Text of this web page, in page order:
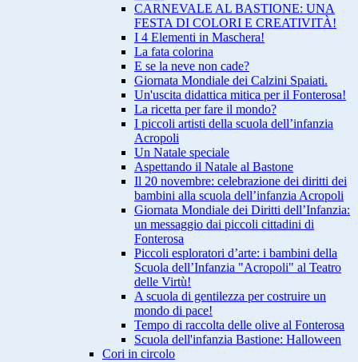
CARNEVALE AL BASTIONE: UNA
FESTA DI COLORI E CREATIVITÀ!
I 4 Elementi in Maschera!
La fata colorina
E se la neve non cade?
Giornata Mondiale dei Calzini Spaiati.
Un'uscita didattica mitica per il Fonterosa!
La ricetta per fare il mondo?
I piccoli artisti della scuola dell’infanzia
Acropoli
Un Natale speciale
Aspettando il Natale al Bastone
Il 20 novembre: celebrazione dei diritti dei
bambini alla scuola dell’infanzia Acropoli
Giornata Mondiale dei Diritti dell’Infanzia:
un messaggio dai piccoli cittadini di
Fonterosa
Piccoli esploratori d’arte: i bambini della
Scuola dell’Infanzia "Acropoli" al Teatro
delle Virtù!
A scuola di gentilezza per costruire un
mondo di pace!
Tempo di raccolta delle olive al Fonterosa
Scuola dell'infanzia Bastione: Halloween
Cori in circolo